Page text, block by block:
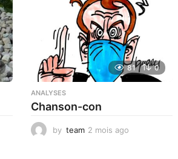
a
g
o
81 0
ANALYSES
Chanson-con
by team 2 mois ago